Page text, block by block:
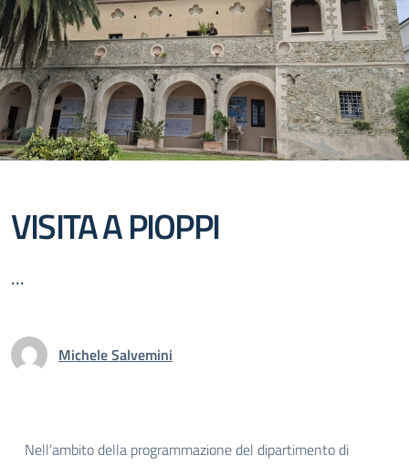
VISITA A PIOPPI
...
Michele Salvemini
Nell’ambito della programmazione del dipartimento di